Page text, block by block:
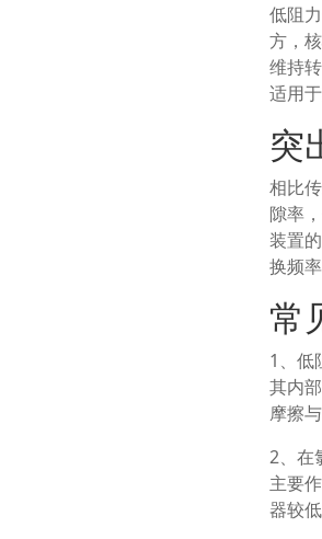
低阻
方，
维持
适用
突
相比
隙率
装置
换频
常
1、低
其内
摩擦
2、在
主要
器较